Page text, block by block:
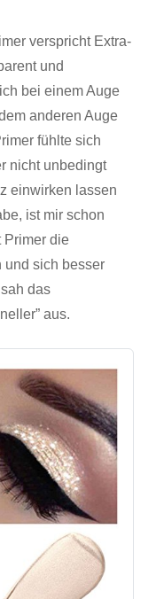
verspricht Extra-
und
bei einem Auge
anderen Auge
fühlte sich
nicht unbedingt
einwirken lassen
ist mir schon
Primer die
und sich besser
das
aus.